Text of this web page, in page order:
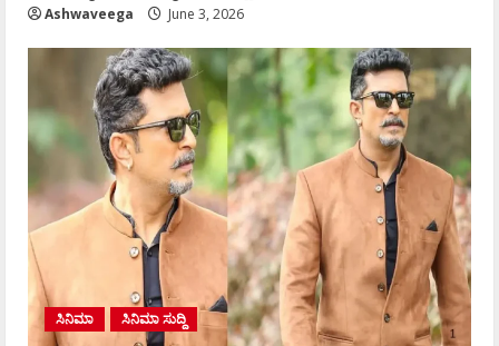
Ashwaveega June 3, 2026
ಸಿನಿಮಾ ಸಿನಿಮಾ ಸುದ್ದಿ